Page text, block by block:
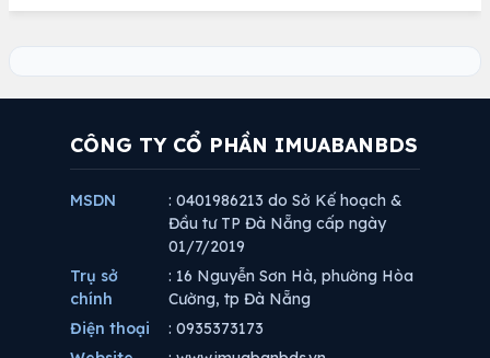
CÔNG TY CỔ PHẦN IMUABANBDS
MSDN
: 0401986213 do Sở Kế hoạch &
Đầu tư TP Đà Nẵng cấp ngày
01/7/2019
Trụ sở
chính
: 16 Nguyễn Sơn Hà, phường Hòa
Cường, tp Đà Nẵng
Điện thoại
: 0935373173